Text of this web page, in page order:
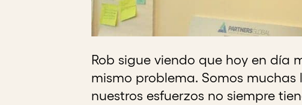
Rob sigue viendo que hoy en día
mismo problema. Somos
nuestros esfuerzos no siempre